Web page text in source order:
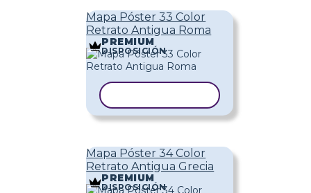
Mapa Póster 33 Color
Retrato Antigua Roma
PREMIUM
DISPOSICIÓN
Mapa Póster 34 Color
Retrato Antigua Grecia
PREMIUM
DISPOSICIÓN